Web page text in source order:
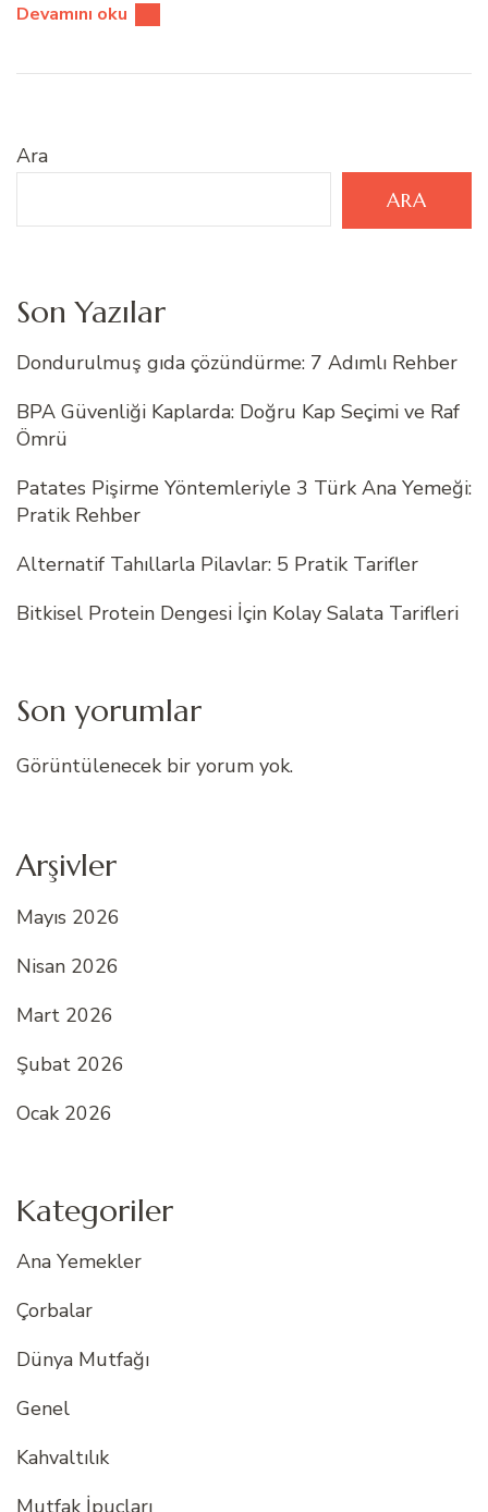
Devamını oku
Ara
ARA
Son Yazılar
Dondurulmuş gıda çözündürme: 7 Adımlı Rehber
BPA Güvenliği Kaplarda: Doğru Kap Seçimi ve Raf
Ömrü
Patates Pişirme Yöntemleriyle 3 Türk Ana Yemeği:
Pratik Rehber
Alternatif Tahıllarla Pilavlar: 5 Pratik Tarifler
Bitkisel Protein Dengesi İçin Kolay Salata Tarifleri
Son yorumlar
Görüntülenecek bir yorum yok.
Arşivler
Mayıs 2026
Nisan 2026
Mart 2026
Şubat 2026
Ocak 2026
Kategoriler
Ana Yemekler
Çorbalar
Dünya Mutfağı
Genel
Kahvaltılık